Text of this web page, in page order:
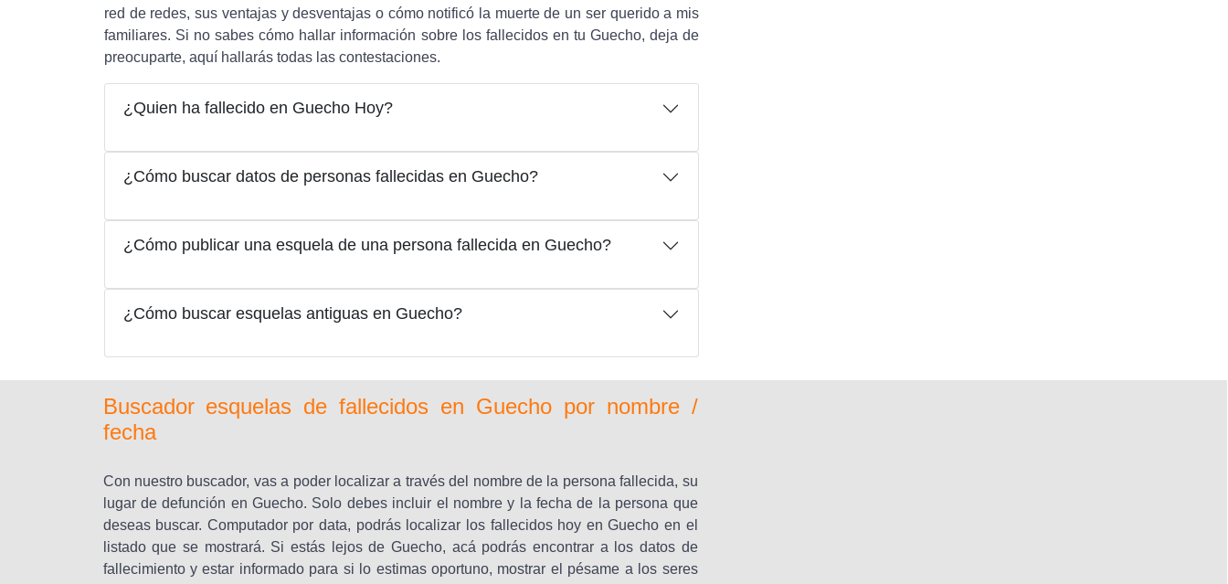
red de redes, sus ventajas y desventajas o cómo notificó la muerte de un ser querido a mis
familiares. Si no sabes cómo hallar información sobre los fallecidos en tu Guecho, deja de
preocuparte, aquí hallarás todas las contestaciones.
¿Quien ha fallecido en Guecho Hoy?
¿Cómo buscar datos de personas fallecidas en Guecho?
¿Cómo publicar una esquela de una persona fallecida en Guecho?
¿Cómo buscar esquelas antiguas en Guecho?
Buscador esquelas de fallecidos en Guecho por nombre /
fecha
Con nuestro buscador, vas a poder localizar a través del nombre de la persona fallecida, su
lugar de defunción en Guecho. Solo debes incluir el nombre y la fecha de la persona que
deseas buscar. Computador por data, podrás localizar los fallecidos hoy en Guecho en el
listado que se mostrará. Si estás lejos de Guecho, acá podrás encontrar a los datos de
fallecimiento y estar informado para si lo estimas oportuno, mostrar el pésame a los seres